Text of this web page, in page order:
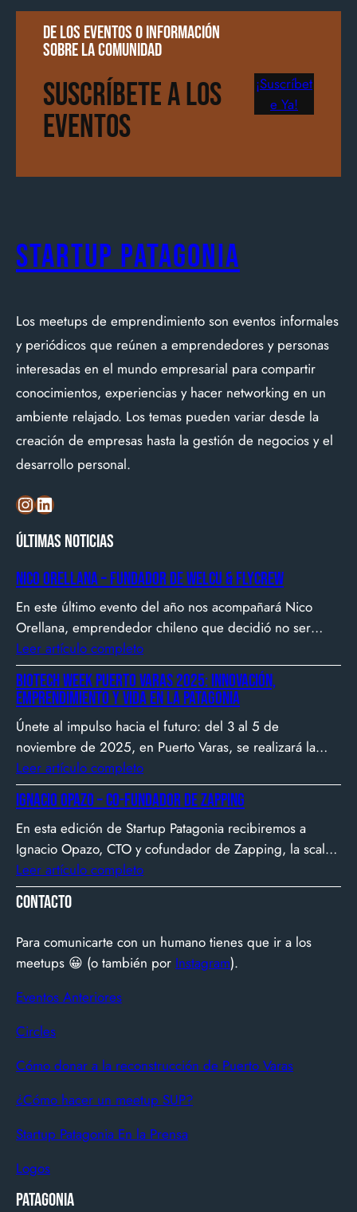
De los eventos o información
sobre la comunidad
Suscríbete a los
Eventos
¡Suscríbet
e Ya!
Startup Patagonia
Los meetups de emprendimiento son eventos informales
y periódicos que reúnen a emprendedores y personas
interesadas en el mundo empresarial para compartir
conocimientos, experiencias y hacer networking en un
ambiente relajado. Los temas pueden variar desde la
creación de empresas hasta la gestión de negocios y el
desarrollo personal.
InstagramLinkedIn
Últimas noticias
Nico Orellana – Fundador de Welcu & Flycrew
En este último evento del año nos acompañará Nico
Orellana, emprendedor chileno que decidió no ser
gerente, sino constructor de impacto. Desde que en
2007 fundó Webprendedor (¡un visionario!), evento
que buscó dar visibilidad al emprendimiento
tecnológico en Chile, hasta fundar Welcu, la primera
empresa latinoamericana acelerada por 500 Startups en
Silicon Valley.
Leer artículo completo
Biotech Week Puerto Varas 2025: Innovación,
emprendimiento y vida en la Patagonia
Únete al impulso hacia el futuro: del 3 al 5 de
noviembre de 2025, en Puerto Varas, se realizará la
Biotech Week Puerto Varas 2025 donde la
biotecnología, el emprendimiento y el entorno
patagónico convergen para transformar ideas en
impacto.
Leer artículo completo
Ignacio Opazo – Co-Fundador de Zapping
En esta edición de Startup Patagonia recibiremos a
Ignacio Opazo, CTO y cofundador de Zapping, la scale-
up chilena que está cambiando la manera en que
América Latina ve televisión. ​Zapping nació con una idea
simple y potente: ofrecer una experiencia de TV por
internet fluida, sin decodificadores ni contratos, y hoy
suma más de 600…
Leer artículo completo
Contacto
Para comunicarte con un humano tienes que ir a los
meetups 😀 (o también por Instagram).
Eventos Anteriores
Circles
Cómo donar a la reconstrucción de Puerto Varas
¿Cómo hacer un meetup SUP?
Startup Patagonia En la Prensa
Logos
Patagonia